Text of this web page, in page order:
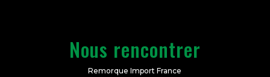
Nous rencontrer
Remorque Import France